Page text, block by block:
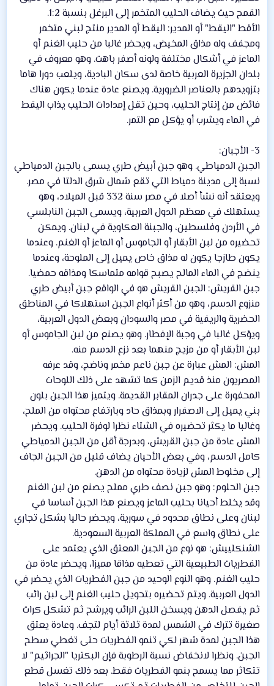
القمح حيث يضاف الحليب المتخمر إلى البرغل بنسبة 1:2.
الأقط "اليقط" أو المدير: اليقط أو المدير منتج لبني متخمر
ومجفف وله مذاق المخيض، ويحضر غالبا من حليب الغنم أو
الماعز في أشكال مختلفة ولونه أصفر باهت. وهو معروف في
بلدان الجزيرة العربية خاصة لدى سكان البادية، ويلعب دورا هاما
بتزويدهم بالعناصر الضرورية. ويصنع عادة عندما يكون هناك
فائض من إنتاج الحليب، وحين تقل إمدادات الحليب يذاب اليقط
في الماء ويشرب أو يؤكل مع التمر.
3- الأجبان:
الجبن الدمياطي. وهو جبن أبيض طري يسمى بالجبن الدمياطي
نسبة إلى مدينة دمياط التي تقع شمال شرق الدلتا في مصر.
ويعتقد أنه نشأ أصلا في مصر سنة 332 قبل الميلاد، وهو
يستهلك في معظم الدول العربية، ويسمى الجبن النابلسي
في الأردن وفلسطين، والجبنة العكاوية في لبنان. ويمكن
تحضيره من لبن الأبقار أو الجاموس أو الماعز أو الغنم. وعندما
يكون طازجا يكون له مذاق خاص يميل إلى الملوحة، وعندما
ينضج في الماء المالح يصبح قوامه متماسكا ومذاقه حمضيا.
جبن القريش: الجبن القريش هو في الواقع جبن أبيض طري
منزوع الدسم، وهو من أكثر أنواع الجبن استهلاكا في المناطق
الحضرية والريفية في مصر والسودان وبعض الدول العربية،
ويؤكل غالبا في وجبة الإفطار. وهو يصنع من لبن الجاموس أو
لبن الأبقار أو من مزيج منهما بعد نزع الدسم منه.
المش: المش عبارة عن جبن ناعم مخمر وناضج، وقد عرفه
المصريون منذ قديم الزمن كما تشهد على ذلك اللوحات
المحفورة على جدران المقابر القديمة. ويتميز هذا الجبن بلون
بني يميل إلى الاصفرار وبمذاق حاد وبارتفاع محتواه من الملح،
وغالبا ما يكثر تحضيره في الشتاء نظرا لوفرة الحليب. ويحضر
المش عادة من جبن القريش، وبدرجة أقل من الجبن الدمياطي
كامل الدسم، وفي بعض الأحيان يضاف قليل من الجبن الجاف
إلى مخلوط المش لزيادة محتواه من الدهن.
جبن الحلوم: وهو جبن نصف طري مملح يصنع من لبن الغنم
وقد يخلط أحيانا بحليب الماعز ويصنع هذا الجبن أساسا في
لبنان وعلى نطاق محدود في سورية، ويحضر حاليا بشكل تجاري
على نطاق واسع في المملكة العربية السعودية.
الشنكلييش: هو نوع من الجبن المعتق الذي يعتمد على
الفطريات الطبيعية التي تعطيه مذاقا مميزا، ويحضر عادة من
حليب الغنم. وهو النوع الوحيد من جبن الفطريات الذي يحضر في
الدول العربية. ويتم تحضيره بتحويل حليب الغنم إلى لبن رائب
ثم يفصل الدهن ويسخن اللبن الرائب ويرشح ثم تشكل كرات
صغيرة تترك في الشمس لمدة ثلاثة أيام لتجف. وعادة يعتق
هذا الجبن لمدة شهر لكي تنمو الفطريات حتى تغطي سطح
الجبن. ونظرا لانخفاض نسبة الرطوبة فإن البكتريا "الجراثيم" لا
تتكاثر مما يسمح بنمو الفطريات فقط. بعد ذلك تغسل قطع